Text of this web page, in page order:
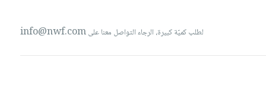
لطلب كميّة كبيرة، الرجاء التواصل معنا علىinfo@nwf.com